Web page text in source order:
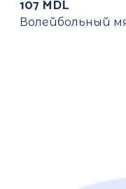
107 MDL
Волейбольный